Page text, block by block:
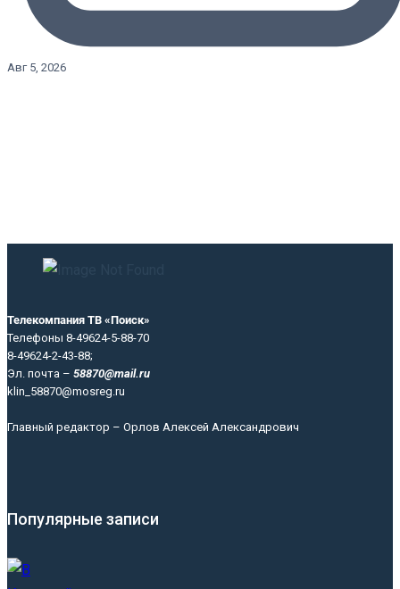
Авг 5, 2026
Телекомпания ТВ «Поиск»
Телефоны 8-49624-5-88-70
8-49624-2-43-88;
Эл. почта – 58870@mail.ru
klin_58870@mosreg.ru
Главный редактор – Орлов Алексей Александрович
Популярные записи